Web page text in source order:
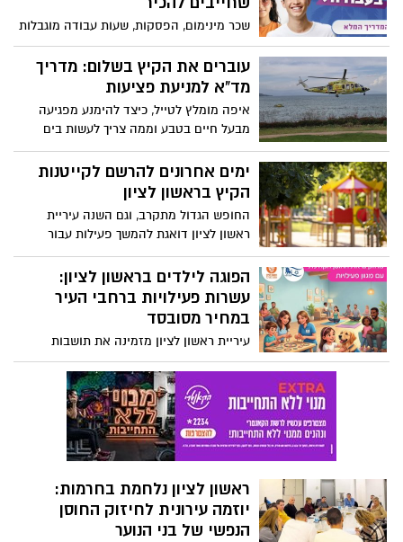
שכר מינימום, הפסקות, שעות עבודה מוגבלות
ואיסור העסקה בעבודות מסוכנות – במשרד
העבודה פרסמו מדריך מיוחד לבני נוער
לקראת חופשת הקיץ וקוראים למעסיקים
עוברים את הקיץ בשלום: מדריך
מד"א למניעת פציעות
איפה מומלץ לטייל, כיצד להימנע מפגיעה
מבעל חיים בטבע וממה צריך לעשות בים
ובבריכה? עם תחילתו של הקיץ ולקראת
יציאת בני הנוער והילדים לחופש הגדול,
מפרסם מד"א את המדריך המלא להורים
ולילדים
ימים אחרונים להרשם לקייטנות
הקיץ בראשון לציון
החופש הגדול מתקרב, וגם השנה עיריית
ראשון לציון דואגת להמשך פעילות עבור
ילדות וילדי העיר, עם קייטנות קיץ מסובסדות,
מגוונות ועשירות, בהפעלת חטיבת הגיל הרך
בחברה העירונית לנופש וספורט
הפוגה לילדים בראשון לציון:
עשרות פעילויות ברחבי העיר
במחיר מסובסד
עיריית ראשון לציון מזמינה את תושבות
ותושבי העיר ליהנות מרגע של הפוגה עם
הילדים, במסגרת סדרת פעילויות מהנות
ומעשירות שיתקיימו ברחבי העיר במהלך
השבוע הקרוב.
ראשון לציון נלחמת בחרמות:
יוזמה עירונית לחיזוק החוסן
הנפשי של בני הנוער